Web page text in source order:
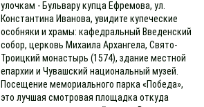
улочкам - Бульвару купца Ефремова, ул.
Константина Иванова, увидите купеческие
особняки и храмы: кафедральный Введенский
собор, церковь Михаила Архангела, Свято-
Троицкий монастырь (1574), здание местной
епархии и Чувашский национальный музей.
Посещение мемориального парка «Победа»,
это лучшая смотровая площадка откуда